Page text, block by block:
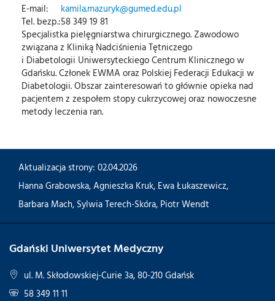
E-mail:
kamila.mazuryk@gumed.edu.pl
Tel. bezp.:58 349 19 81
Specjalistka pielęgniarstwa chirurgicznego. Zawodowo
związana z Kliniką Nadciśnienia Tętniczego
i Diabetologii Uniwersyteckiego Centrum Klinicznego w
Gdańsku. Członek EWMA oraz Polskiej Federacji Edukacji w
Diabetologii. Obszar zainteresowań to głównie opieka nad
pacjentem z zespołem stopy cukrzycowej oraz nowoczesne
metody leczenia ran.
Aktualizacja strony: 02.04.2026
Hanna Grabowska,Agnieszka Kruk, Ewa Łukaszewicz,
Barbara Mach, Sylwia Terech-Skóra, Piotr Wendt
Gdański Uniwersytet Medyczny
ul. M. Skłodowskiej-Curie 3a, 80-210 Gdańsk
58 349 11 11